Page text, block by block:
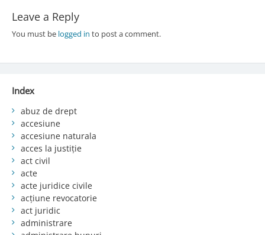
Leave a Reply
You must be logged in to post a comment.
Index
abuz de drept
accesiune
accesiune naturala
acces la justiție
act civil
acte
acte juridice civile
acțiune revocatorie
act juridic
administrare